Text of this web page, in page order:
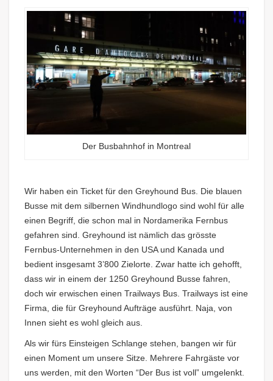
Der Busbahnhof in Montreal
Wir haben ein Ticket für den Greyhound Bus. Die blauen
Busse mit dem silbernen Windhundlogo sind wohl für alle
einen Begriff, die schon mal in Nordamerika Fernbus
gefahren sind. Greyhound ist nämlich das grösste
Fernbus-Unternehmen in den USA und Kanada und
bedient insgesamt 3’800 Zielorte. Zwar hatte ich gehofft,
dass wir in einem der 1250 Greyhound Busse fahren,
doch wir erwischen einen Trailways Bus. Trailways ist eine
Firma, die für Greyhound Aufträge ausführt. Naja, von
Innen sieht es wohl gleich aus.
Als wir fürs Einsteigen Schlange stehen, bangen wir für
einen Moment um unsere Sitze. Mehrere Fahrgäste vor
uns werden, mit den Worten “Der Bus ist voll” umgelenkt.